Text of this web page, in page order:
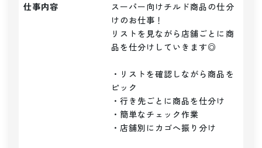
仕事内容
スーパー向けチルド商品の仕分
けのお仕事！
リストを見ながら店舗ごとに商
品を仕分けしていきます◎
・リストを確認しながら商品を
ピック
・行き先ごとに商品を仕分け
・簡単なチェック作業
・店舗別にカゴへ振り分け